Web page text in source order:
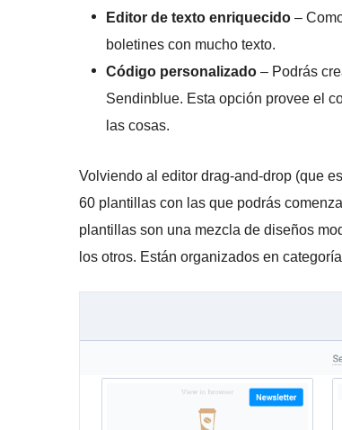
Editor de texto enriquecido –
boletines con mucho texto.
Código personalizado – Podrás
Sendinblue. Esta opción provee el
las cosas.
Volviendo al editor drag-and-drop (que
60 plantillas con las que podrás
plantillas son una mezcla de diseños
los otros. Están organizados en